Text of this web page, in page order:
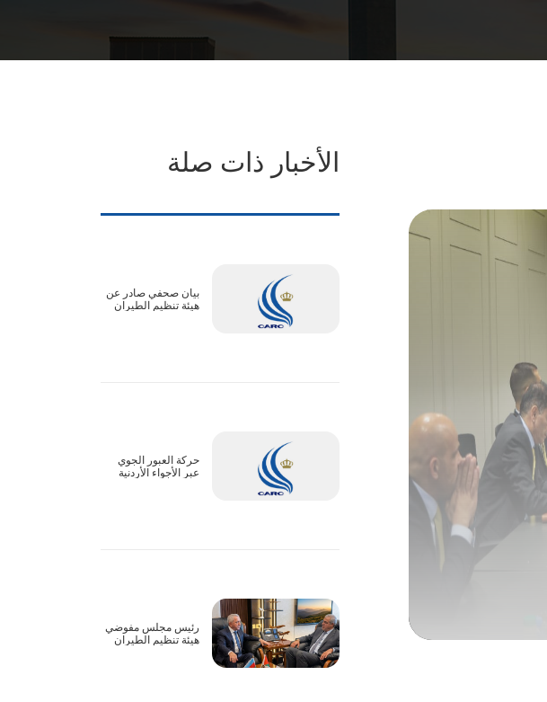
الأخبار ذات صلة
بيان صحفي صادر عن
هيئة تنظيم الطيران
حركة العبور الجوي
عبر الأجواء الأردنية
رئيس مجلس مفوضي
هيئة تنظيم الطيران